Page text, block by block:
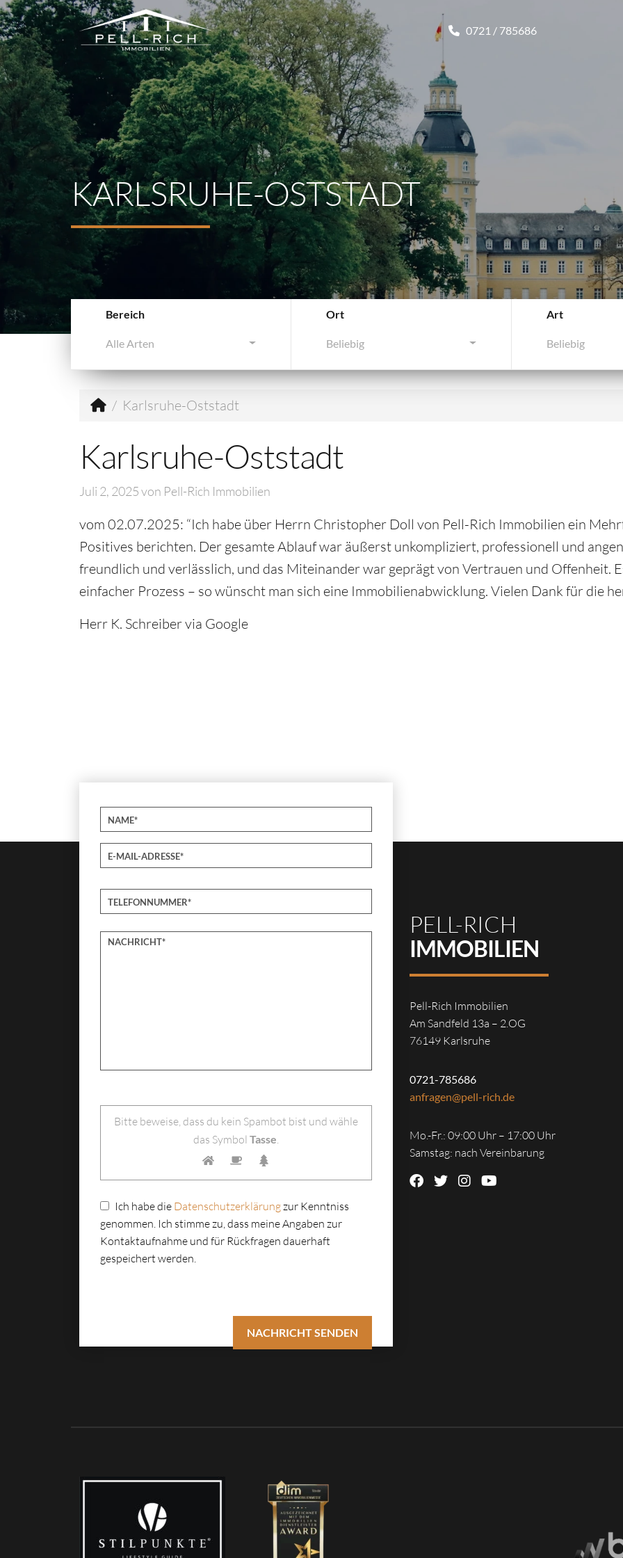
0721 / 785686
KARLSRUHE-OSTSTADT
Bereich
Alle Arten
Ort
Beliebig
Art
Beliebig
Karlsruhe-Oststadt
Karlsruhe-Oststadt
Juli 2, 2025von Pell-Rich Immobilien
vom 02.07.2025: “Ich habe über Herrn Christopher Doll von Pell-Rich Immobilien ein
Positives berichten. Der gesamte Ablauf war äußerst unkompliziert, professionell und
freundlich und verlässlich, und das Miteinander war geprägt von Vertrauen und Offenheit.
einfacher Prozess – so wünscht man sich eine Immobilienabwicklung. Vielen Dank für die
Herr K. Schreiber via Google
Bitte lasse dieses Feld leer.
Bitte beweise, dass du kein Spambot bist und wähle
das Symbol Tasse.
Ich habe die Datenschutzerklärungzur Kenntniss
genommen. Ich stimme zu, dass meine Angaben zur
Kontaktaufnahme und für Rückfragen dauerhaft
gespeichert werden.
PELL-RICH
IMMOBILIEN
Pell-Rich Immobilien
Am Sandfeld 13a – 2.OG
76149 Karlsruhe
0721-785686
anfragen@pell-rich.de
Mo.-Fr.: 09:00 Uhr – 17:00 Uhr
Samstag: nach Vereinbarung